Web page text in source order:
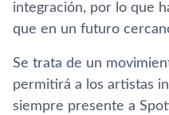
integración, por lo que
que en un futuro
Se trata de un
permitirá a los artistas
siempre presente a